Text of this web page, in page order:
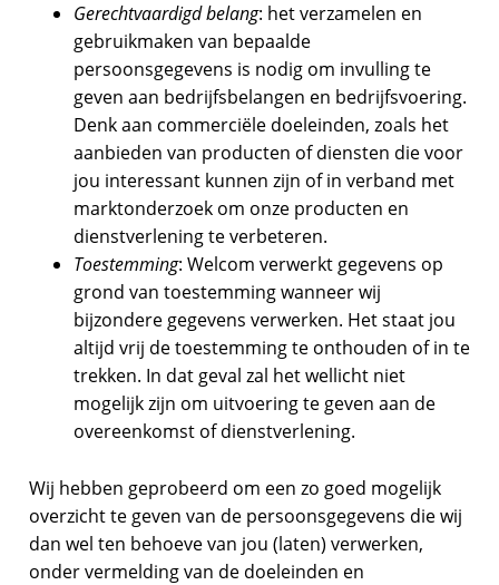
Gerechtvaardigd belang: het verzamelen en
gebruikmaken van bepaalde
persoonsgegevens is nodig om invulling te
geven aan bedrijfsbelangen en bedrijfsvoering.
Denk aan commerciële doeleinden, zoals het
aanbieden van producten of diensten die voor
jou interessant kunnen zijn of in verband met
marktonderzoek om onze producten en
dienstverlening te verbeteren.
Toestemming: Welcom verwerkt gegevens op
grond van toestemming wanneer wij
bijzondere gegevens verwerken. Het staat jou
altijd vrij de toestemming te onthouden of in te
trekken. In dat geval zal het wellicht niet
mogelijk zijn om uitvoering te geven aan de
overeenkomst of dienstverlening.
Wij hebben geprobeerd om een zo goed mogelijk
overzicht te geven van de persoonsgegevens die wij
dan wel ten behoeve van jou (laten) verwerken,
onder vermelding van de doeleinden en